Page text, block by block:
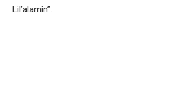
Lil’alamin”.